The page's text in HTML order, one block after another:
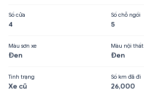
Số cửa
4
Số chỗ ngồi
5
Màu sơn xe
Đen
Màu nội thất
Đen
Tình trạng
Xe cũ
Số km đã đi
26,000